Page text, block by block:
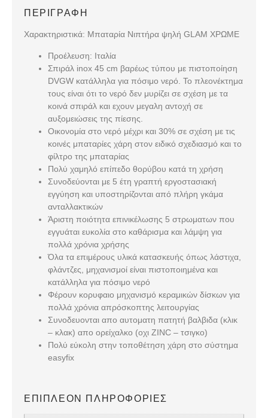
ΠΕΡΙΓΡΑΦΉ
Χαρακτηριστικά: Μπαταρία Νιπτήρα ψηλή GLAM ΧΡΩΜΕ
Προέλευση: Ιταλία
Σπιράλ inox 45 cm βαρέως τύπου με πιστοποίηση
DVGW κατάλληλα για πόσιμο νερό. Το πλεονέκτημα
τους είναι ότι το νερό δεν μυρίζει σε σχέση με τα
κοινά σπιράλ και εχουν μεγαλη αντοχή σε
αυξομειώσεις της πίεσης.
Οικονομία στο νερό μέχρι και 30% σε σχέση με τις
κοινές μπαταρίες χάρη στον ειδικό σχεδιασμό και το
φίλτρο της μπαταρίας
Πολύ χαμηλό επίπεδο θορύβου κατά τη χρήση
Συνοδεύονται με 5 έτη γραπτή εργοστασιακή
εγγύηση και υποστηρίζονται από πλήρη γκάμα
ανταλλακτικών
Άριστη ποιότητα επινικέλωσης 5 στρωματων που
εγγυάται ευκολία στο καθάρισμα και λάμψη για
πολλά χρόνια χρήσης
Όλα τα επιμέρους υλικά κατασκευής όπως λάστιχα,
φλάντζες, μηχανισμοί είναι πιστοποιημένα και
κατάλληλα για πόσιμο νερό
Φέρουν κορυφαιο μηχανισμό κεραμικών δίσκων για
πολλά χρόνια απρόσκοπτης λειτουργίας
Συνοδευονται απο αυτοματη πατητή βαλβιδα (κλικ
– κλακ) απο ορείχαλκο (οχι ZINC – τσιγκο)
Πολύ εύκολη στην τοποθέτηση χάρη στο σύστημα
easyfix
ΕΠΙΠΛΈΟΝ ΠΛΗΡΟΦΟΡΊΕΣ